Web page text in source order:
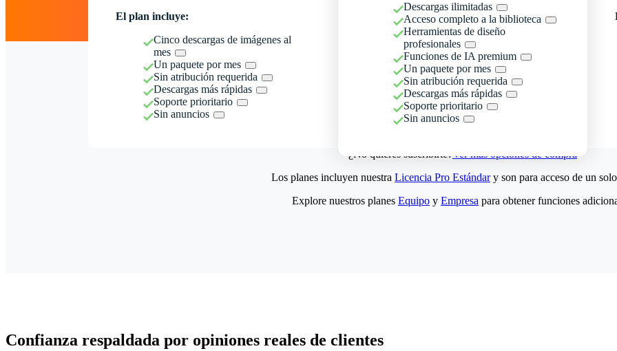
El plan incluye:
Cinco descargas de imágenes al
mes
Un paquete por mes
Sin atribución requerida
Descargas más rápidas
Soporte prioritario
Sin anuncios
Descargas ilimitadas
Acceso completo a la biblioteca
Herramientas de diseño
profesionales
Funciones de IA premium
Un paquete por mes
Sin atribución requerida
Descargas más rápidas
Soporte prioritario
Sin anuncios
¿No quieres suscribirte?Ver más opciones de compra
Los planes incluyen nuestra Licencia Pro Estándary son para acceso de un
Explore nuestros planes Equipo y Empresa para obtener funciones
Confianza respaldada por opiniones reales de clientes